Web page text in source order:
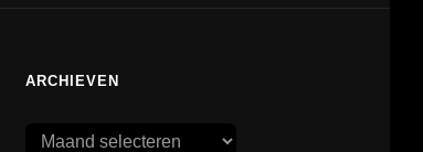
ARCHIEVEN
Archieven